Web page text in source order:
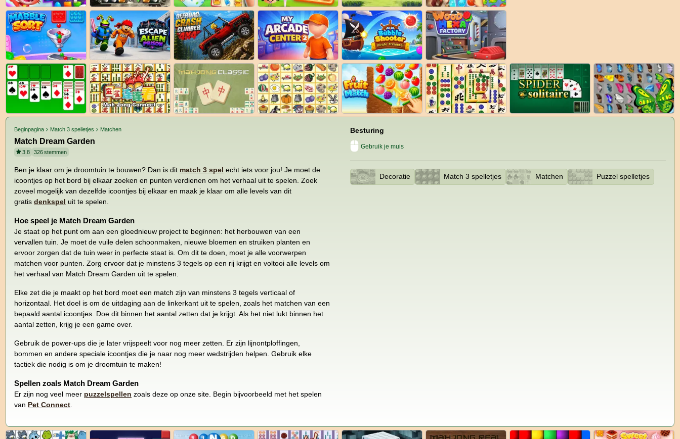
Beginpagina Match 3 spelletjes Matchen
Match Dream Garden
3.8 326stemmen
Ben je klaar om je droomtuin te bouwen? Dan is dit match 3 spel echt iets voor jou! Je moet de
icoontjes op het bord bij elkaar zoeken en punten verdienen om het verhaal uit te spelen. Zoek
zoveel mogelijk van dezelfde icoontjes bij elkaar en maak je klaar om alle levels van dit
gratis denkspel uit te spelen.
Hoe speel je Match Dream Garden
Je staat op het punt om aan een gloednieuw project te beginnen: het herbouwen van een
vervallen tuin. Je moet de vuile delen schoonmaken, nieuwe bloemen en struiken planten en
ervoor zorgen dat de tuin weer in perfecte staat is. Om dit te doen, moet je alle voorwerpen
matchen voor punten. Zorg ervoor dat je minstens 3 tegels op een rij krijgt en voltooi alle levels om
het verhaal van Match Dream Garden uit te spelen.
Elke zet die je maakt op het bord moet een match zijn van minstens 3 tegels verticaal of
horizontaal. Het doel is om de uitdaging aan de linkerkant uit te spelen, zoals het matchen van een
bepaald aantal icoontjes. Doe dit binnen het aantal zetten dat je krijgt. Als het niet lukt binnen het
aantal zetten, krijg je een game over.
Gebruik de power-ups die je later vrijspeelt voor nog meer zetten. Er zijn lijnontploffingen,
bommen en andere speciale icoontjes die je naar nog meer wedstrijden helpen. Gebruik elke
tactiek die nodig is om je droomtuin te maken!
Spellen zoals Match Dream Garden
Er zijn nog veel meer puzzelspellen zoals deze op onze site. Begin bijvoorbeeld met het spelen
van Pet Connect
Besturing
Gebruik je muis
Decoratie Match 3 spelletjes Matchen Puzzel spelletjes